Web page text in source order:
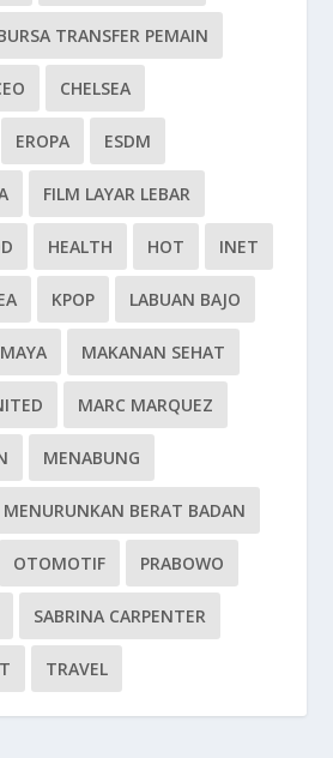
TRANSFER PEMAIN
CHELSEA
EROPA ESDM
FILM LAYAR LEBAR
HEALTH HOT INET
KPOP LABUAN BAJO
MAKANAN SEHAT
MARC MARQUEZ
MENABUNG
MENURUNKAN BERAT BADAN
OTOMOTIF PRABOWO
SABRINA CARPENTER
TRAVEL